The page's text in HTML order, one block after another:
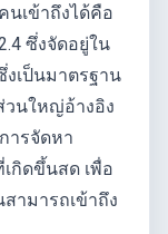
เข้าถึงได้คือ
ซึ่งจัดอยู่ใน
งเป็นมาตรฐาน
นใหญ่อ้างอิง
ารจัดหา
กิดขึ้นสด เพื่อ
ามารถเข้าถึง